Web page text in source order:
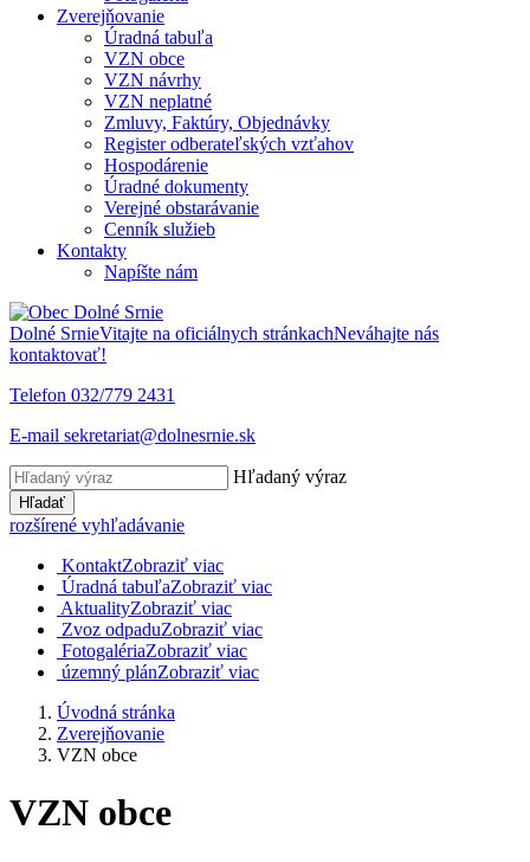
Zverejňovanie
Úradná tabuľa
VZN obce
VZN návrhy
VZN neplatné
Zmluvy, Faktúry, Objednávky
Register odberateľských vzťahov
Hospodárenie
Úradné dokumenty
Verejné obstarávanie
Cenník služieb
Kontakty
Napíšte nám
Dolné SrnieVitajte na oficiálnych stránkachNeváhajte nás
kontaktovať!
Telefon 032/779 2431
E-mail sekretariat@dolnesrnie.sk
Hľadaný výraz
Hľadať
rozšírené vyhľadávanie
KontaktZobraziť viac
Úradná tabuľaZobraziť viac
AktualityZobraziť viac
Zvoz odpaduZobraziť viac
FotogalériaZobraziť viac
územný plánZobraziť viac
Úvodná stránka
Zverejňovanie
VZN obce
VZN obce